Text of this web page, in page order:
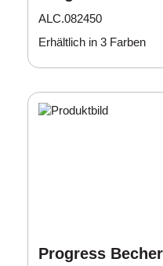
ALC.082450
Erhältlich in 3 Farben
Progress